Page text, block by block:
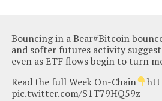
Bouncing in a Bear#Bitcoin
and softer futures activity
even as ETF flows begin to turn
Read the full Week On-Chain
pic.twitter.com/S1T79HQ59z